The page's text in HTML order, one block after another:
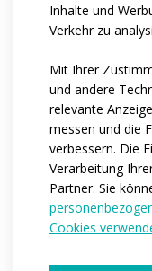
Inhalte und
Verkehr zu
Mit Ihrer
und andere
relevante
messen und die
verbessern. Die
Verarbeitung
Partner. Sie
Cookies
or Velcro. At
pad and we can
Code:
Material:
Varianten:
Kindergrößen:
Erwachsenengrößen: